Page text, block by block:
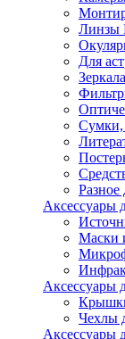
Линзы
Для
Сумки,
Разное
Аксессуары
Маски
Аксессуары
Чехлы
Аксессуары